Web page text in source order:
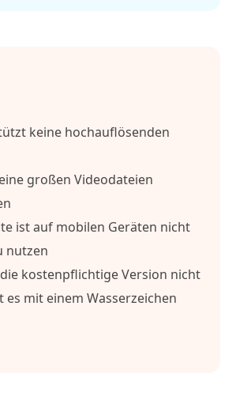
keine hochauflösenden
großen Videodateien
ist auf mobilen Geräten nicht
nutzen
kostenpflichtige Version nicht
es mit einem Wasserzeichen